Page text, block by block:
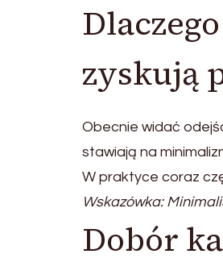
zyskują
Obecnie widać
stawiają na
W praktyce coraz
Wskazówka:
Dobór